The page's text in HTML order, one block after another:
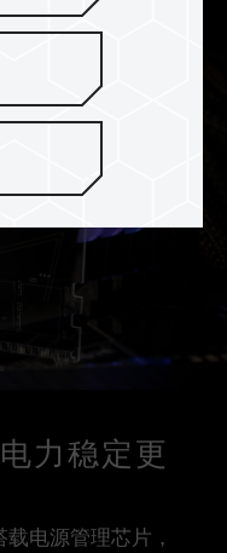
力稳定更
电源管理芯片，